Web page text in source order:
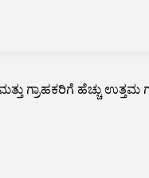
ಗ್ರಾಹಕರಿಗೆ ಹೆಚ್ಚು